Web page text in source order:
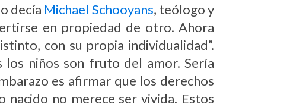
decía Michael Schooyans, teólogo y
en propiedad de otro. Ahora
con su propia individualidad”.
los niños son fruto del amor. Sería
es afirmar que los derechos
no merece ser vivida. Estos